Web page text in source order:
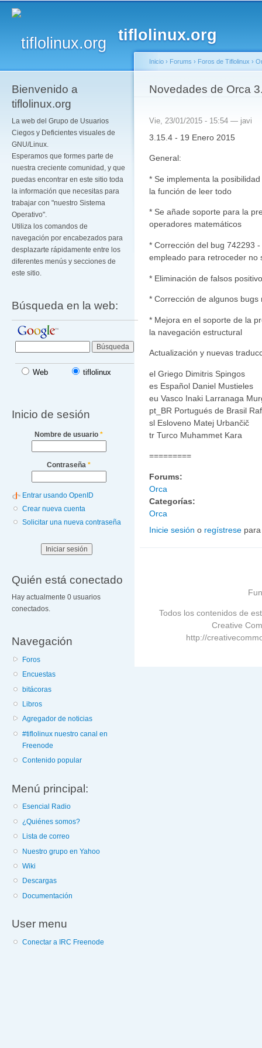
tiflolinux.org
Bienvenido a
tiflolinux.org
La web del Grupo de Usuarios
Ciegos y Deficientes visuales de
GNU/Linux.
Esperamos que formes parte de
nuestra creciente comunidad, y que
puedas encontrar en este sitio toda
la información que necesitas para
trabajar con "nuestro Sistema
Operativo".
Utiliza los comandos de
navegación por encabezados para
desplazarte rápidamente entre los
diferentes menús y secciones de
este sitio.
Búsqueda en la web:
Web tiflolinux
Inicio de sesión
Nombre de usuario *
Contraseña *
Entrar usando OpenID
Crear nueva cuenta
Solicitar una nueva contraseña
Quién está conectado
Hay actualmente 0 usuarios
conectados.
Navegación
Foros
Encuestas
bitácoras
Libros
Agregador de noticias
#tiflolinux nuestro canal en
Freenode
Contenido popular
Menú principal:
Esencial Radio
¿Quiénes somos?
Lista de correo
Nuestro grupo en Yahoo
Wiki
Descargas
Documentación
User menu
Conectar a IRC Freenode
Se encuentra usted
Inicio › Forums › Foros de Tiflolinux ›
Novedades de Orca
Vie, 23/01/2015 - 15:54 — javi
3.15.4 - 19 Enero 2015
General:
* Se implementa la
la función de leer todo
* Se añade soporte para la
operadores matemáticos
* Corrección del bug 742293
empleado para retroceder no
* Eliminación de falsos
* Corrección de algunos
* Mejora en el soporte de la
la navegación estructural
Actualización y nuevas
el Griego Dimitris Spingos
es Español Daniel Mustieles
eu Vasco Inaki Larranaga
pt_BR Portugués de Brasil
sl Esloveno Matej Urbančič
tr Turco Muhammet Kara
=========
Forums:
Orca
Categorías:
Orca
Inicie sesión o regístrese
Todos los contenidos de
Creative
http://